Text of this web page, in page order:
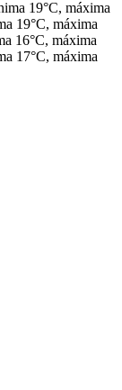
19°C, máxima
19°C, máxima
16°C, máxima
17°C, máxima